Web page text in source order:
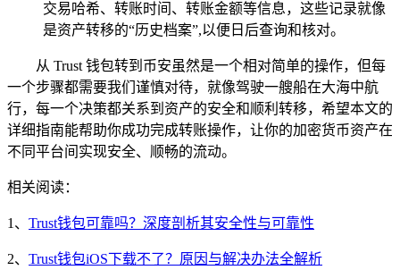
交易哈希、转账时间、转账金额等信息，这些记录就像
是资产转移的“历史档案”,以便日后查询和核对。
从 Trust 钱包转到币安虽然是一个相对简单的操作，但每
一个步骤都需要我们谨慎对待，就像驾驶一艘船在大海中航
行，每一个决策都关系到资产的安全和顺利转移，希望本文的
详细指南能帮助你成功完成转账操作，让你的加密货币资产在
不同平台间实现安全、顺畅的流动。
相关阅读：
1、 Trust钱包可靠吗？深度剖析其安全性与可靠性
2、 Trust钱包iOS下载不了？原因与解决办法全解析